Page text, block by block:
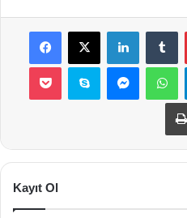
Facebook
X LinkedIn
Pocket Skype
Kayıt Ol